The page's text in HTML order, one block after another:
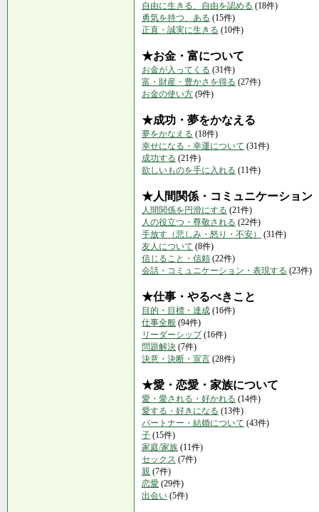
自由に生きる、自由を認める (18件)
勇気を持つ、ある (15件)
正直・誠実に生きる (10件)
★お金・富について
お金が入ってくる (31件)
富・財産・豊かさを得る (27件)
お金の使い方 (9件)
★成功・夢をかなえる
夢をかなえる (18件)
幸せになる・幸運について (31件)
成功する (21件)
欲しいものを手に入れる (11件)
★人間関係・コミュニケーション
人間関係を円滑にする (21件)
人の役立つ・尊敬される (22件)
手放す（悲しみ・怒り・不安）
(31件)
友人について (8件)
信じること・信頼 (22件)
会話・コミュニケーション・表現する (23件)
★仕事・やるべきこと
目的・目標・達成 (16件)
仕事全般 (94件)
リーダーシップ(16件)
問題解決 (7件)
決意・決断・宣言 (28件)
★愛・恋愛・家族について
愛・愛される・好かれる (14件)
愛する・好きになる (13件)
パートナー・結婚について (43件)
子 (15件)
家庭/家族 (11件)
セックス (7件)
親 (7件)
恋愛 (29件)
出会い (5件)